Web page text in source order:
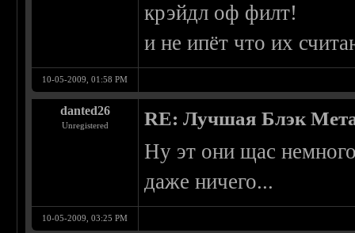
крэйдл оф филт!
и не ипёт что их
10-05-2009, 01:58 PM
danted26
Unregistered RE: Лучшая Блэк
Ну эт они щас
даже ничего...
10-05-2009, 03:25 PM